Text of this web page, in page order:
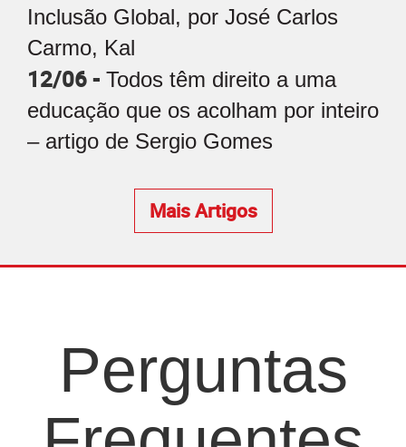
Inclusão Global, por José Carlos
Carmo, Kal
12/06 - Todos têm direito a uma
educação que os acolham por inteiro
– artigo de Sergio Gomes
Mais Artigos
Perguntas